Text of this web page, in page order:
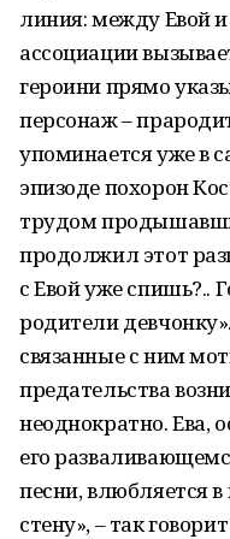
линия: между Евой
ассоциации
героини прямо
персонаж –
упоминается уже в
эпизоде похорон
трудом
продолжил этот
с Евой уже спишь?..
родители
связанные с ним
предательства
неоднократно. Ева,
его
песни, влюбляется
стену», – так